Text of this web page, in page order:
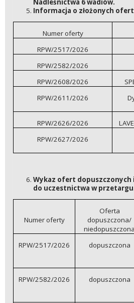
Nadleśnictwa 6 wadiów.
Informacja o złożonych
Numer oferty
RPW/2517/2026
RPW/2582/2026
RPW/2608/2026
RPW/2611/2026
RPW/2626/2026
RPW/2627/2026
Wykaz ofert dopuszczonych
do uczestnictwa w
Numer oferty
Oferta
dopuszczona/
niedopuszczona
RPW/2517/2026 dopuszczona
RPW/2582/2026
dopuszczona